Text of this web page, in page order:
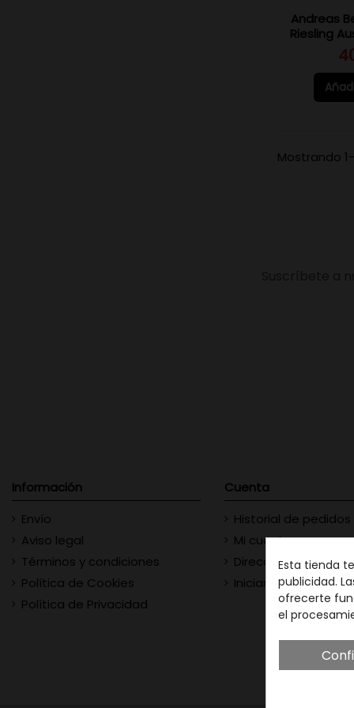
Andreas
Riesling
Mostrando
Información
Envío
Aviso legal
Términos y condiciones
Política de Cookies
Política de Privacidad
Cuenta
Historial de pedidos
Mi cuenta
Direcciones
Iniciar sesión
Esta tienda
publicidad.
ofrecerte
el